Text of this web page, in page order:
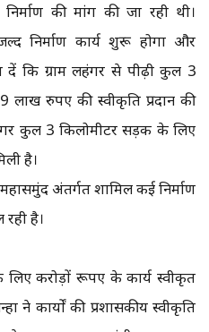
की मांग की जा रही थी।
निर्माण कार्य शुरू होगा और
दें कि ग्राम लहंगर से पीढ़ी कुल 3
रुपए की स्वीकृति प्रदान की
कुल 3 किलोमीटर सड़क के लिए
है।
अंतर्गत शामिल कई निर्माण
रही है।
के लिए करोड़ों रूपए के कार्य स्वीकृत
ने कार्यों की प्रशासकीय स्वीकृति